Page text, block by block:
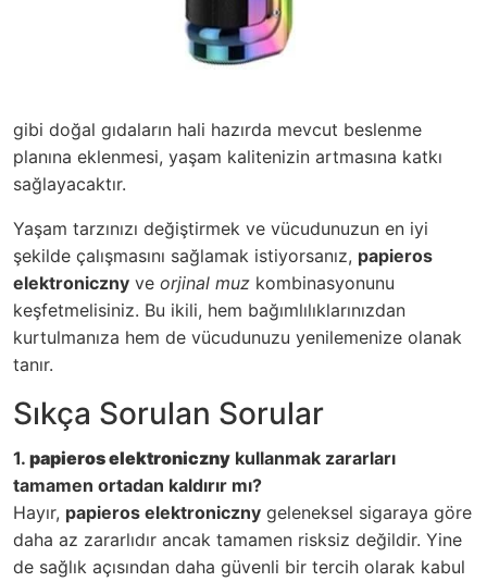
gibi doğal gıdaların hali hazırda mevcut beslenme
planına eklenmesi, yaşam kalitenizin artmasına katkı
sağlayacaktır.
Yaşam tarzınızı değiştirmek ve vücudunuzun en iyi
şekilde çalışmasını sağlamak istiyorsanız, papieros
elektroniczny ve orjinal muz kombinasyonunu
keşfetmelisiniz. Bu ikili, hem bağımlılıklarınızdan
kurtulmanıza hem de vücudunuzu yenilemenize olanak
tanır.
Sıkça Sorulan Sorular
1. papieros elektroniczny kullanmak zararları
tamamen ortadan kaldırır mı?
Hayır, papieros elektroniczny geleneksel sigaraya göre
daha az zararlıdır ancak tamamen risksiz değildir. Yine
de sağlık açısından daha güvenli bir tercih olarak kabul